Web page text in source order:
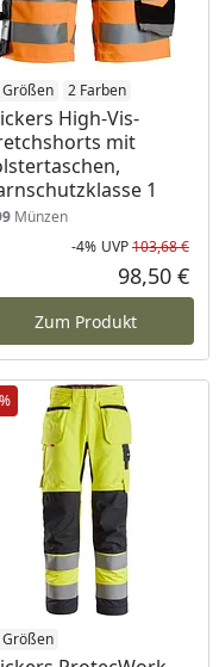
Preis
Größen 2 Farben
High-Vis-
mit
1
Münzen
-4% UVP103,68 €
98,50 €
Zum Produkt